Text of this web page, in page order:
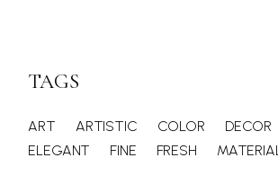
TAGS
ART ARTISTIC COLOR DECOR
ELEGANT
FINE FRESH MATERIAL